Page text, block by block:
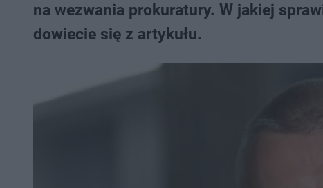
na wezwania prokuratury. W jakiej
dowiecie się z artykułu.